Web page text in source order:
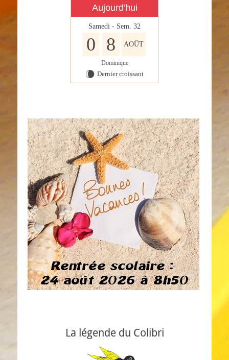
Aujourd'hui
Samedi - Sem. 32
0 8 AOÛT
Dominique
W Dernier croissant
La légende du Colibri